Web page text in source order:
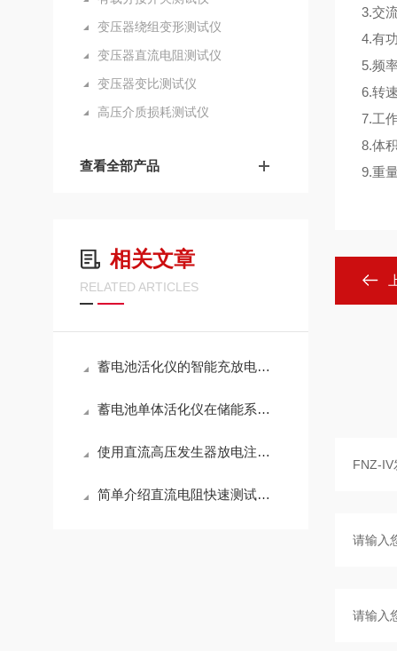
变压器绕组变形测试仪
变压器直流电阻测试仪
变压器变比测试仪
高压介质损耗测试仪
查看全部产品
相关文章
RELATED ARTICLES
蓄电池活化仪的智能充放电循环活化原理与核心硬件架构解析
蓄电池单体活化仪在储能系统中的重要性
使用直流高压发生器放电注意事项
简单介绍直流电阻快速测试仪使用方法
3.
4.
5.
6.
7.工
8.
9.